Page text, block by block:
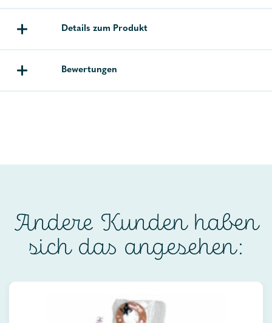
Details zum Produkt
Bewertungen
Andere Kunden haben
sich das angesehen: